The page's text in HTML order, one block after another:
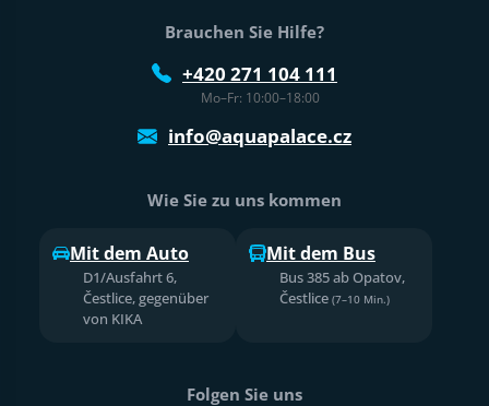
Brauchen Sie Hilfe?
+420 271 104 111
Mo–Fr: 10:00–18:00
info@aquapalace.cz
Wie Sie zu uns kommen
Mit dem Auto
D1/Ausfahrt 6,
Čestlice, gegenüber
von KIKA
Mit dem Bus
Bus 385 ab Opatov,
Čestlice (7–10 Min.)
Folgen Sie uns